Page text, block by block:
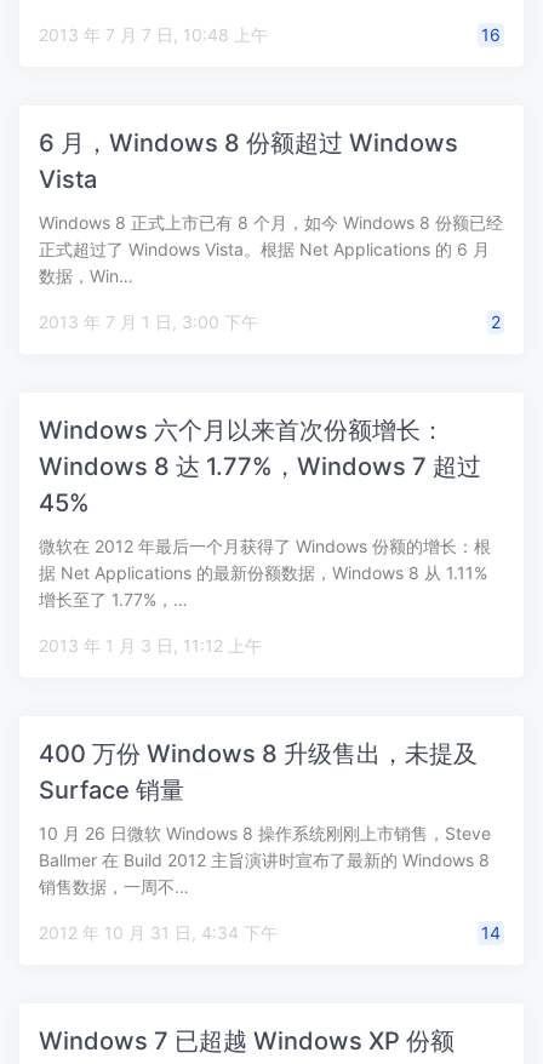
2013 年 7 月 7 日, 10:48 上午 16
6 月，Windows 8 份额超过 Windows
Vista
Windows 8 正式上市已有 8 个月，如今 Windows 8 份额已经
正式超过了 Windows Vista。根据 Net Applications 的 6 月
数据，Win…
2013 年 7 月 1 日, 3:00 下午 2
Windows 六个月以来首次份额增长：
Windows 8 达 1.77%，Windows 7 超过
45%
微软在 2012 年最后一个月获得了 Windows 份额的增长：根
据 Net Applications 的最新份额数据，Windows 8 从 1.11%
增长至了 1.77%，…
2013 年 1 月 3 日, 11:12 上午
400 万份 Windows 8 升级售出，未提及
Surface 销量
10 月 26 日微软 Windows 8 操作系统刚刚上市销售，Steve
Ballmer 在 Build 2012 主旨演讲时宣布了最新的 Windows 8
销售数据，一周不…
2012 年 10 月 31 日, 4:34 下午 14
Windows 7 已超越 Windows XP 份额